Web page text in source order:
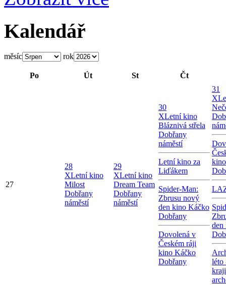
Kalendář
měsíc rok
Po Út St Čt
27
28
XLetní kino
Milost
Dobřany
náměstí
29
XLetní kino
Dream Team
Dobřany
náměstí
30
XLetní kino
Bláznivá střela
Dobřany
náměstí
Letní kino za
Liďákem
Spider-Man:
Zbrusu nový
den kino Káčko
Dobřany
Dovolená v
Českém ráji
kino Káčko
Dobřany
31
X
den
léto